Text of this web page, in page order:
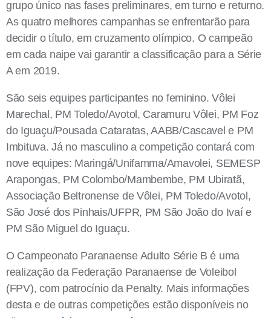
grupo único nas fases preliminares, em turno e returno.
As quatro melhores campanhas se enfrentarão para
decidir o título, em cruzamento olímpico. O campeão
em cada naipe vai garantir a classificação para a Série
A em 2019.
São seis equipes participantes no feminino. Vôlei
Marechal, PM Toledo/Avotol, Caramuru Vôlei, PM Foz
do Iguaçu/Pousada Cataratas, AABB/Cascavel e PM
Imbituva. Já no masculino a competição contará com
nove equipes: Maringá/Unifamma/Amavolei, SEMESP
Arapongas, PM Colombo/Mambembe, PM Ubiratã,
Associação Beltronense de Vôlei, PM Toledo/Avotol,
São José dos Pinhais/UFPR, PM São João do Ivaí e
PM São Miguel do Iguaçu.
O Campeonato Paranaense Adulto Série B é uma
realização da Federação Paranaense de Voleibol
(FPV), com patrocínio da Penalty. Mais informações
desta e de outras competições estão disponíveis no